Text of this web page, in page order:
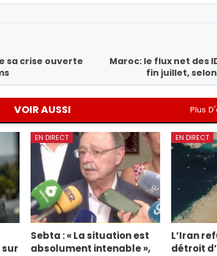
sa crise ouverte
Maroc: le flux net des
fin juillet,
VOIR AUSSI Plus
sur
EN DIRECT
Sebta : « La situation est
absolument intenable »,
EN DIRECT
L’Iran
détroit